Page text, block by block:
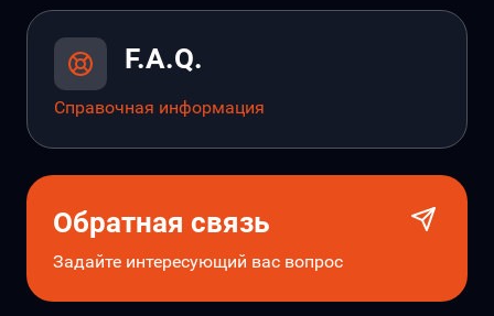
F.A.Q.
Справочная информация
Обратная связь
Задайте интересующий вас вопрос